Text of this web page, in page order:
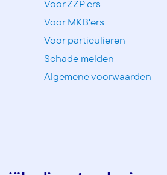
Voor ZZP'ers
Voor MKB'ers
Voor particulieren
Schade melden
Algemene voorwaarden